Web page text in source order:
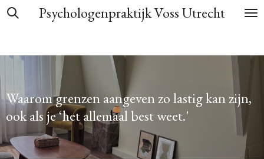
Ga
de
hoofdinhoud
Psychologenpraktijk Voss Utrecht
Waarom grenzen aangeven zo lastig kan zijn,
ook als je ‘het allemaal best weet.'